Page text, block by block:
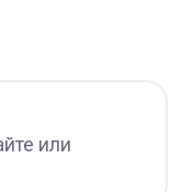
или